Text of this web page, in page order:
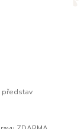
představ